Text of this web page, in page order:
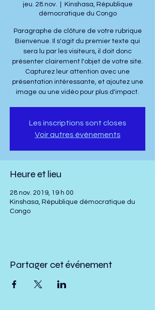
jeu. 28 nov.
Kinshasa, République
démocratique du Congo
Paragraphe de clôture de votre rubrique
Bienvenue. Il s'agit du premier texte qui
sera lu par les visiteurs, il doit donc
présenter clairement l'objet de votre site.
Capturez leur attention avec une
présentation intéressante, et ajoutez une
image ou une vidéo pour plus d'impact.
Les inscriptions sont closes
Voir autres événements
Heure et lieu
28 nov. 2019, 19 h 00
Kinshasa, République démocratique du
Congo
Partager cet événement